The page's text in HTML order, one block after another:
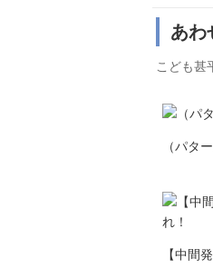
あわ
こども甚
（パタ
【中間